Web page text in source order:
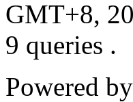
GMT+8,
9 queries .
Powered by